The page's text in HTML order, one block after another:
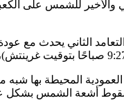
التعامد الثاني يحدث
المحيطة بها
سقوط أشعة الشمس